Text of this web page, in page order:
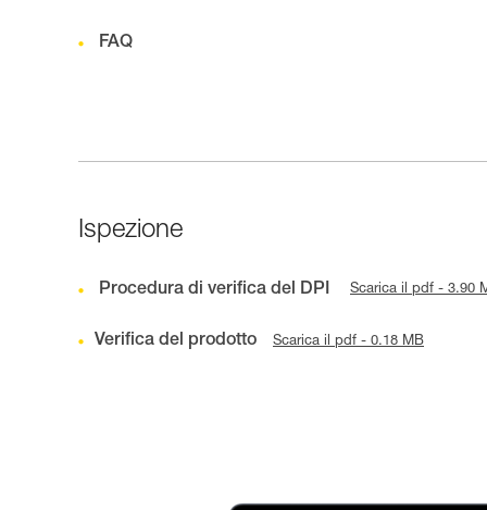
FAQ
Ispezione
Procedura di verifica del DPI Scarica il pdf - 3.90
Verifica del prodotto Scarica il pdf - 0.18 MB